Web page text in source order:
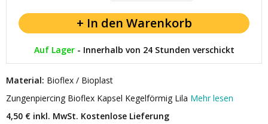
Auf Lager- Innerhalb von 24 Stunden verschickt
Material: Bioflex / Bioplast
Zungenpiercing Bioflex Kapsel Kegelförmig Lila Mehr lesen
4,50 € inkl. MwSt. Kostenlose Lieferung